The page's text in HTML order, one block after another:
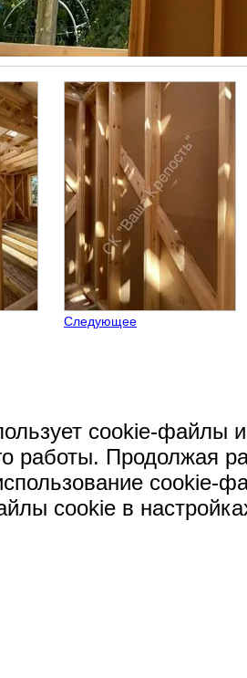
Следующее
cookie-файлы
работы. Продолжая
cookie-
cookie в